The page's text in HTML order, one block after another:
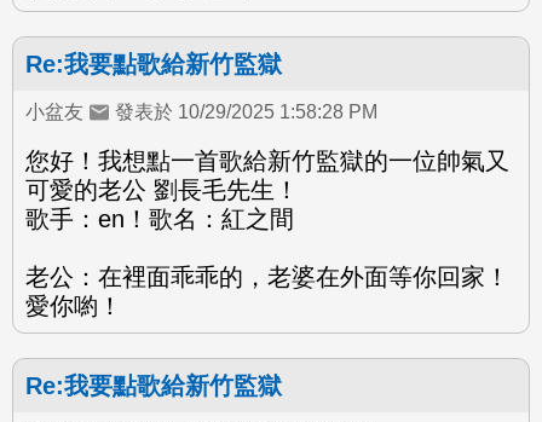
Re:我要點歌給新竹監獄
小盆友 發表於 10/29/2025 1:58:28 PM
您好！我想點一首歌給新竹監獄的一位帥氣又
可愛的老公 劉長毛先生！
歌手：en！歌名：紅之間
老公：在裡面乖乖的，老婆在外面等你回家！
愛你喲！
Re:我要點歌給新竹監獄